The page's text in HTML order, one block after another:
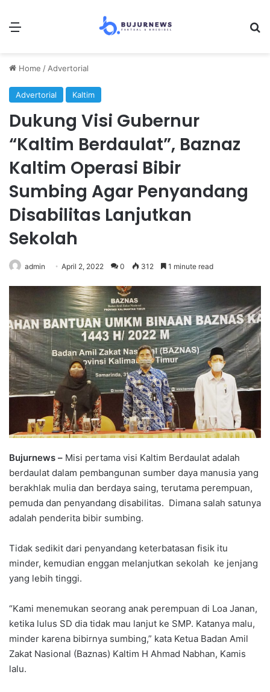
Menu
Home / Advertorial
Advertorial Kaltim
Dukung Visi Gubernur
“Kaltim Berdaulat”, Baznaz
Kaltim Operasi Bibir
Sumbing Agar Penyandang
Disabilitas Lanjutkan
Sekolah
admin April 2, 2022 0 312 1 minute read
Bujurnews – Misi pertama visi Kaltim Berdaulat adalah
berdaulat dalam pembangunan sumber daya manusia yang
berakhlak mulia dan berdaya saing, terutama perempuan,
pemuda dan penyandang disabilitas. Dimana salah satunya
adalah penderita bibir sumbing.
Tidak sedikit dari penyandang keterbatasan fisik itu
minder, kemudian enggan melanjutkan sekolah ke jenjang
yang lebih tinggi.
“Kami menemukan seorang anak perempuan di Loa Janan,
ketika lulus SD dia tidak mau lanjut ke SMP. Katanya malu,
minder karena bibirnya sumbing,” kata Ketua Badan Amil
Zakat Nasional (Baznas) Kaltim H Ahmad Nabhan, Kamis
lalu.